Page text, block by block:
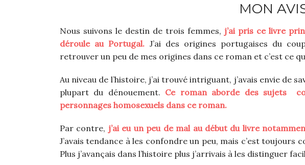
MON
Nous suivons le destin de trois femmes, j’ai pris ce livre
déroule au Portugal. J’ai des origines portugaises du
retrouver un peu de mes origines dans ce roman et c’est ce
Au niveau de l’histoire, j’ai trouvé intriguant, j’avais envie de
plupart du dénouement. Ce roman aborde des sujets
personnages homosexuels dans ce roman.
Par contre, j’ai eu un peu de mal au début du livre
J’avais tendance à les confondre un peu, mais c’est toujours
Plus j’avançais dans l’histoire plus j’arrivais à les distinguer